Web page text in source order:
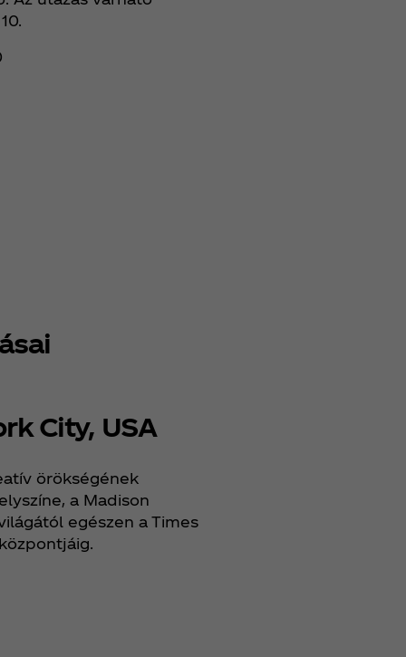
City, USA
örökségének
a Madison
egészen a Times